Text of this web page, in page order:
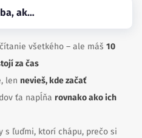
ak…
všetkého – ale máš 10
za čas
len nevieš, kde začať
ťa napĺňa rovnako ako ich
s ľuďmi, ktorí chápu, prečo si